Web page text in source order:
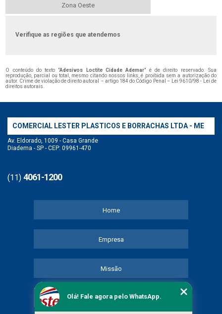
Zona Oeste
Verifique as regiões que atendemos
O conteúdo do texto "Adesivos Loctite Cidade Ademar" é de direito reservado. Sua
reprodução, parcial ou total, mesmo citando nossos links, é proibida sem a autorização do
autor. Crime de violação de direito autoral – artigo 184 do Código Penal –
Lei 9610/98 - Lei de
direitos autorais
COMERCIAL LESTER PLASTICOS E BORRACHAS LTDA - ME
Av. Eldorado, 1009 - Casa Grande
Diadema - SP - CEP: 09961-470
(11) 4061-1200
Home
Empresa
Missão
Serviços
Olá! Fale agora pelo WhatsApp.